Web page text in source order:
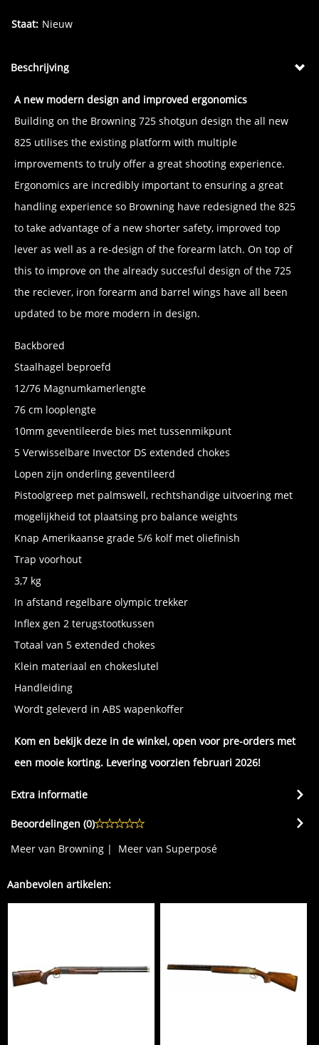
Staat: Nieuw
Beschrijving
A new modern design and improved ergonomics
Building on the Browning 725 shotgun design the all new
825 utilises the existing platform with multiple
improvements to truly offer a great shooting experience.
Ergonomics are incredibly important to ensuring a great
handling experience so Browning have redesigned the 825
to take advantage of a new shorter safety, improved top
lever as well as a re-design of the forearm latch. On top of
this to improve on the already succesful design of the 725
the reciever, iron forearm and barrel wings have all been
updated to be more modern in design.
Backbored
Staalhagel beproefd
12/76 Magnumkamerlengte
76 cm looplengte
10mm geventileerde bies met tussenmikpunt
5 Verwisselbare Invector DS extended chokes
Lopen zijn onderling geventileerd
Pistoolgreep met palmswell, rechtshandige uitvoering met
mogelijkheid tot plaatsing pro balance weights
Knap Amerikaanse grade 5/6 kolf met oliefinish
Trap voorhout
3,7 kg
In afstand regelbare olympic trekker
Inflex gen 2 terugstootkussen
Totaal van 5 extended chokes
Klein materiaal en chokeslutel
Handleiding
Wordt geleverd in ABS wapenkoffer
Kom en bekijk deze in de winkel, open voor pre-orders met
een mooie korting. Levering voorzien februari 2026!
Extra informatie
Beoordelingen (0)
Meer van Browning | Meer van Superposé
Aanbevolen artikelen: